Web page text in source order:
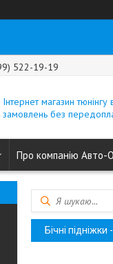
522-19-19
Інтернет магазин тюнінгу
замовлень без
Про компанію Авто-
Бічні